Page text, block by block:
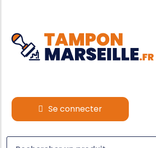
Se connecter